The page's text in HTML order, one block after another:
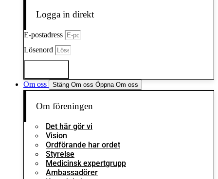
Logga in direkt
E-postadress
Lösenord
Om oss Stäng Om oss Öppna Om oss
Om föreningen
Det här gör vi
Vision
Ordförande har ordet
Styrelse
Medicinsk expertgrupp
Ambassadörer